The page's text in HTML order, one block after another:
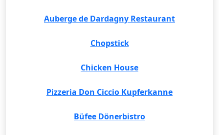
Auberge de Dardagny Restaurant
Chopstick
Chicken House
Pizzeria Don Ciccio Kupferkanne
Büfee Dönerbistro